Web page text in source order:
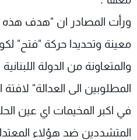
ورأت المصادر ان "هدف هذه
معينة وتحديدا حركة "فتح"
والمتعاونة من الدولة
المطلوبين الى العدالة"
في اكبر المخيمات اي عين
المتشددين ضد هؤلاء